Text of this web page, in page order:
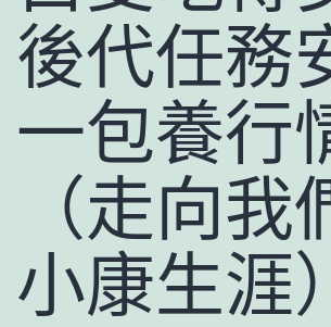
後代任務
一包養行
（走向我
小康生涯）